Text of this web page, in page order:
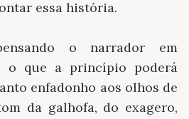
essa história.
o narrador em
o que a princípio poderá
enfadonho aos olhos de
da galhofa, do exagero,